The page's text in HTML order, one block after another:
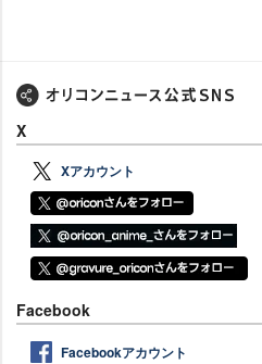
X
Xアカウント
Facebook
Facebookアカウント